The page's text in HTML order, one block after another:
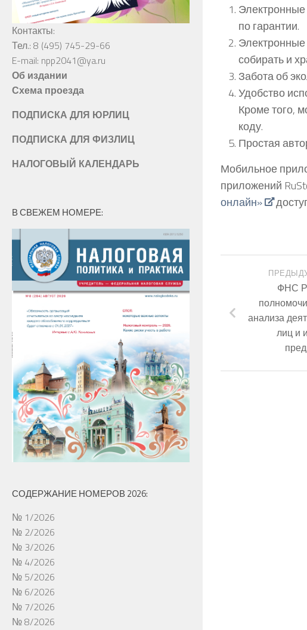
Электронные
по гарантии.
Электронные
собирать и
Забота об
Удобство
Кроме того,
коду.
Простая
Мобильное
приложений
онлайн»
ФНС
анализа
лиц и
Контакты:
Тел.: 8 (495) 745-29-66
E-mail: npp2041@ya.ru
Об издании
Схема проезда
ПОДПИСКА ДЛЯ ЮРЛИЦ
ПОДПИСКА ДЛЯ ФИЗЛИЦ
НАЛОГОВЫЙ КАЛЕНДАРЬ
В СВЕЖЕМ НОМЕРЕ:
СОДЕРЖАНИЕ НОМЕРОВ 2026:
№ 1/2026
№ 2/2026
№ 3/2026
№ 4/2026
№ 5/2026
№ 6/2026
№ 7/2026
№ 8/2026